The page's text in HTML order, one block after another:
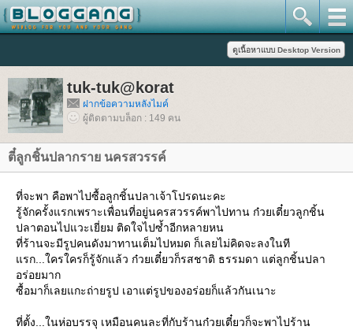
tuk-tuk@korat
ฝากข้อความหลังไมค์
ผู้ติดตามบล็อก : 149 คน
ตี๋ลูกชิ้นปลากราย นครสวรรค์
ที่จะพา คือพาไปซื้อลูกชิ้นปลาเจ้าโปรดนะคะ
รู้จักครั้งแรกเพราะเพื่อนที่อยู่นครสวรรค์พาไปทาน ก๋วยเตี๋ยวลูกชิ้น
ปลาตอนไปแวะเยี่ยม ติดใจไปซ้ำอีกหลายหน
ที่ร้านจะมีรูปคนดังมาทานเต็มไปหมด ก็เลยไม่คิดจะลงในที
รก...ใครใครก็รู้จักแล้ว ก๋วยเตี๋ยวก็รสชาติ ธรรมดา แต่ลูกชิ้นปลา
อร่อยมาก
ซื้อมาก็เลยแกะถ่ายรูป เอาแต่รูปของอร่อยก็แล้วกันเนาะ
ที่ตั้ง...ในห่อบรรจุ เหมือนคนละที่กับร้านก๋วยเตี๋ยวก็จะพาไปร้าน